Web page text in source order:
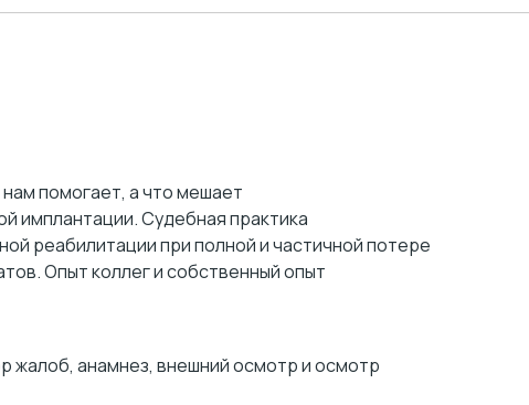
помогает, а что мешает
имплантации. Судебная практика
реабилитации при полной и частичной потере
Опыт коллег и собственный опыт
жалоб, анамнез, внешний осмотр и осмотр